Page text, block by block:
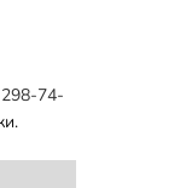
74-